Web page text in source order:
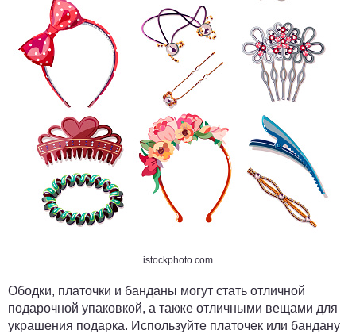
istockphoto.com
Ободки, платочки и банданы могут стать отличной
подарочной упаковкой, а также отличными вещами для
украшения подарка. Используйте платочек или бандану